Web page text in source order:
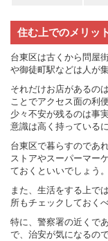
住む上でのメリッ
台東区は古くから問屋
や御徒町駅などは人が
それだけお店があるの
ことでアクセス面の利
少々不安が残るのは事
意識は高く持っている
台東区で暮らすのであ
ストアやスーパーマー
ておくといいでしょう。
また、生活をする上で
所もチェックしておく
特に、警察署の近くで
で、治安が気になるの